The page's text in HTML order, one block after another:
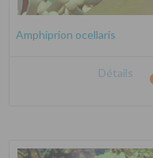
Amphiprion ocellaris
Détails